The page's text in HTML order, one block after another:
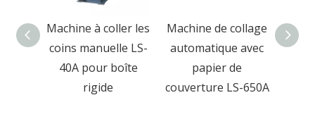
Machine à coller les
coins manuelle LS-
40A pour boîte
rigide
Machine de collage
automatique avec
papier de
couverture LS-650A